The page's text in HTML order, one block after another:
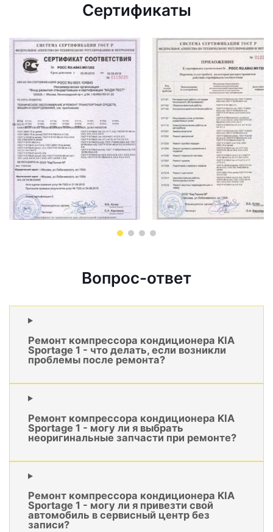
Сертификаты
Вопрос-ответ
Ремонт компрессора кондиционера KIA
Sportage 1 - что делать, если возникли
проблемы после ремонта?
Ремонт компрессора кондиционера KIA
Sportage 1 - могу ли я выбрать
неоригинальные запчасти при ремонте?
Ремонт компрессора кондиционера KIA
Sportage 1 - могу ли я привезти свой
автомобиль в сервисный центр без
записи?